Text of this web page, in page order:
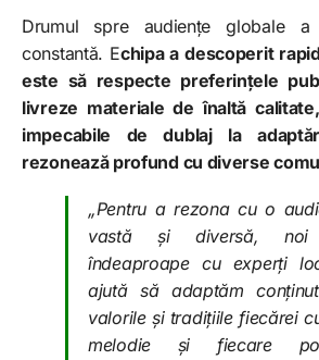
Drumul spre audiențe globale a
constantă. Echipa a descoperit
este să respecte preferințele
livreze materiale de înaltă
impecabile de dublaj la
rezonează profund cu diverse
„Pentru a rezona cu o
vastă și diversă, noi
îndeaproape cu experți
ajută să adaptăm
valorile și tradițiile fiecărei
melodie și fiecare